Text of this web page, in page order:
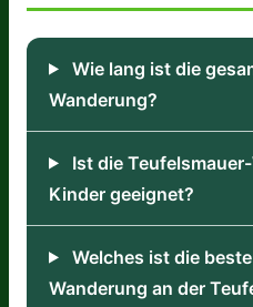
Wie lang ist die
Wanderung?
Ist die
Kinder geeignet?
Welches ist die
Wanderung an der